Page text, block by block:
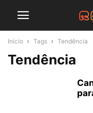
Início Tags Tendência
Tendência